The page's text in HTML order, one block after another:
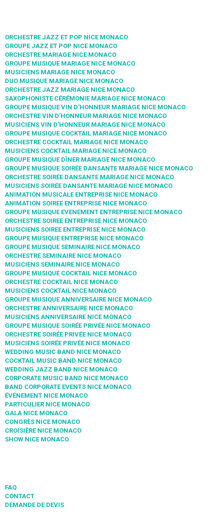
ORCHESTRE JAZZ ET POP NICE MONACO
GROUPE JAZZ ET POP NICE MONACO
ORCHESTRE MARIAGE NICE MONACO
GROUPE MUSIQUE MARIAGE NICE MONACO
MUSICIENS MARIAGE NICE MONACO
DUO MUSIQUE MARIAGE NICE MONACO
ORCHESTRE JAZZ MARIAGE NICE MONACO
SAXOPHONISTE CÉRÉMONIE MARIAGE NICE MONACO
GROUPE MUSIQUE VIN D’HONNEUR MARIAGE NICE MONACO
ORCHESTRE VIN D’HONNEUR MARIAGE NICE MONACO
MUSICIENS VIN D’HONNEUR MARIAGE NICE MONACO
GROUPE MUSIQUE COCKTAIL MARIAGE NICE MONACO
ORCHESTRE COCKTAIL MARIAGE NICE MONACO
MUSICIENS COCKTAIL MARIAGE NICE MONACO
GROUPE MUSIQUE DÎNER MARIAGE NICE MONACO
GROUPE MUSIQUE SOIRÉE DANSANTE MARIAGE NICE MONACO
ORCHESTRE SOIRÉE DANSANTE MARIAGE NICE MONACO
MUSICIENS SOIRÉE DANSANTE MARIAGE NICE MONACO
ANIMATION MUSICALE ENTREPRISE NICE MONACO
ANIMATION SOIREE ENTREPRISE NICE MONACO
GROUPE MUSIQUE EVENEMENT ENTREPRISE NICE MONACO
ORCHESTRE SOIREE ENTREPRISE NICE MONACO
MUSICIENS SOIREE ENTREPRISE NICE MONACO
GROUPE MUSIQUE ENTREPRISE NICE MONACO
GROUPE MUSIQUE SEMINAIRE NICE MONACO
ORCHESTRE SEMINAIRE NICE MONACO
MUSICIENS SEMINAIRE NICE MONACO
GROUPE MUSIQUE COCKTAIL NICE MONACO
ORCHESTRE COCKTAIL NICE MONACO
MUSICIENS COCKTAIL NICE MONACO
GROUPE MUSIQUE ANNIVERSAIRE NICE MONACO
ORCHESTRE ANNIVERSAIRE NICE MONACO
MUSICIENS ANNIVERSAIRE NICE MONACO
GROUPE MUSIQUE SOIRÉE PRIVÉE NICE MONACO
ORCHESTRE SOIRÉE PRIVÉE NICE MONACO
MUSICIENS SOIRÉE PRIVÉE NICE MONACO
WEDDING MUSIC BAND NICE MONACO
COCKTAIL MUSIC BAND NICE MONACO
WEDDING JAZZ BAND NICE MONACO
CORPORATE MUSIC BAND NICE MONACO
BAND CORPORATE EVENTS NICE MONACO
ÉVÉNEMENT NICE MONACO
PARTICULIER NICE MONACO
GALA NICE MONACO
CONGRÈS NICE MONACO
CROISIÈRE NICE MONACO
SHOW NICE MONACO
FAQ
CONTACT
DEMANDE DE DEVIS